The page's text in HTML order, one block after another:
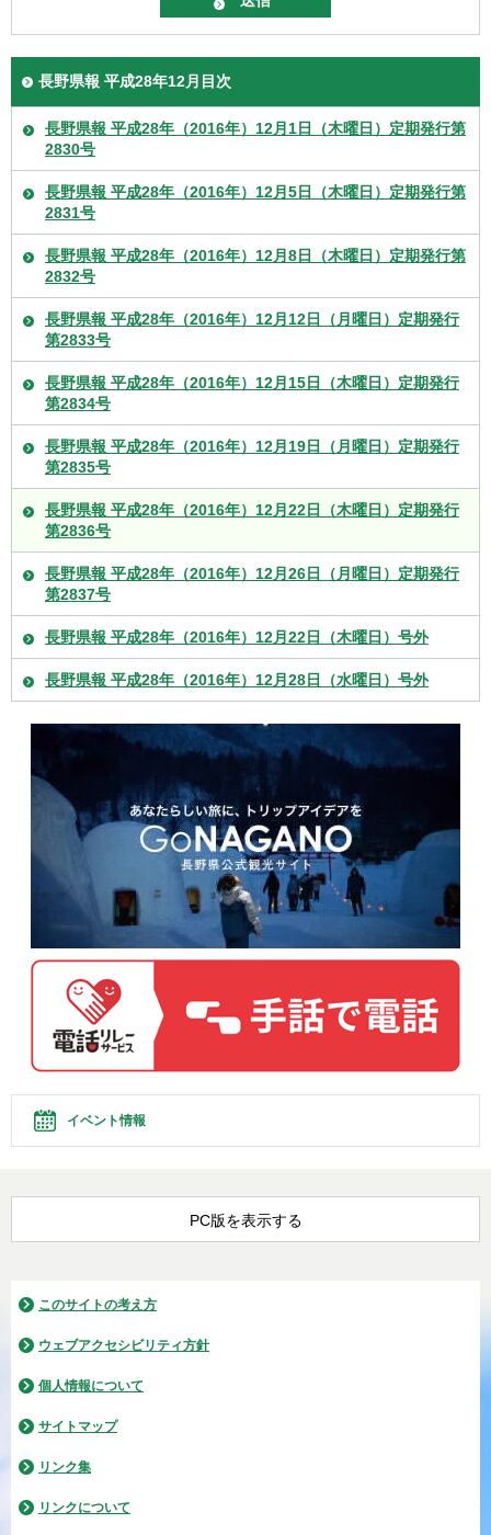
長野県報 平成28年12月目次
長野県報 平成28年（2016年）12月1日（木曜日）定期発行第
2830号
長野県報 平成28年（2016年）12月5日（木曜日）定期発行第
2831号
長野県報 平成28年（2016年）12月8日（木曜日）定期発行第
2832号
長野県報 平成28年（2016年）12月12日（月曜日）定期発行
第2833号
長野県報 平成28年（2016年）12月15日（木曜日）定期発行
第2834号
長野県報 平成28年（2016年）12月19日（月曜日）定期発行
第2835号
長野県報 平成28年（2016年）12月22日（木曜日）定期発行
第2836号
長野県報 平成28年（2016年）12月26日（月曜日）定期発行
第2837号
長野県報 平成28年（2016年）12月22日（木曜日）号外
長野県報 平成28年（2016年）12月28日（水曜日）号外
イベント情報
PC版を表示する
このサイトの考え方
ウェブアクセシビリティ方針
個人情報について
サイトマップ
リンク集
リンクについて